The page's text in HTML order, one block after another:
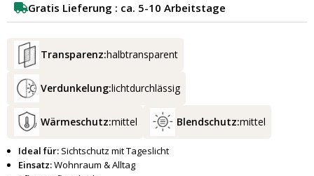
Gratis Lieferung : ca. 5-10 Arbeitstage
Transparenz:halbtransparent
Verdunkelung:lichtdurchlässig
Wärmeschutz:mittel Blendschutz:mittel
Ideal für: Sichtschutz mit Tageslicht
Einsatz:Wohnraum & Alltag